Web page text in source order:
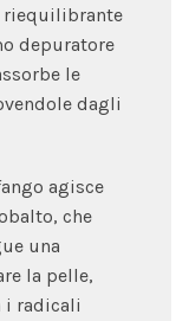
riequilibrante
depuratore
le
dagli
agisce
che
una
la pelle,
i radicali